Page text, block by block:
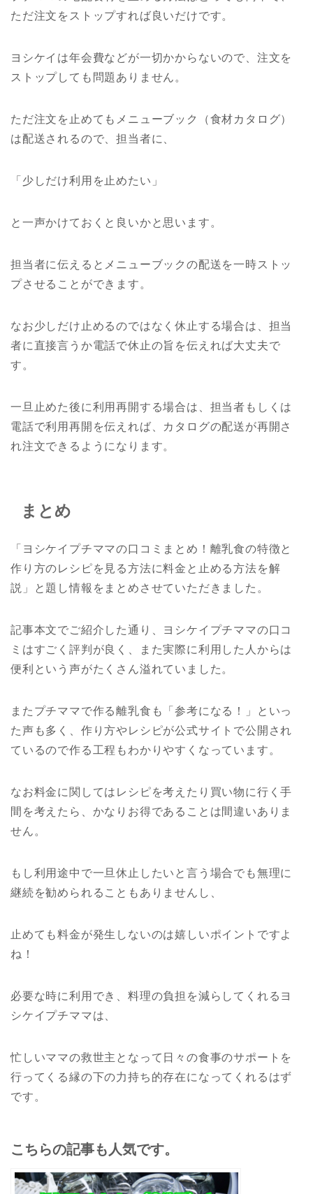
ただ注文をストップすれば良いだけです。
ヨシケイは年会費などが一切かからないので、注文を
ストップしても問題ありません。
ただ注文を止めてもメニューブック（食材カタログ）
は配送されるので、担当者に、
「少しだけ利用を止めたい」
と一声かけておくと良いかと思います。
担当者に伝えるとメニューブックの配送を一時ストッ
プさせることができます。
なお少しだけ止めるのではなく休止する場合は、担当
者に直接言うか電話で休止の旨を伝えれば大丈夫で
す。
一旦止めた後に利用再開する場合は、担当者もしくは
電話で利用再開を伝えれば、カタログの配送が再開さ
れ注文できるようになります。
まとめ
「ヨシケイプチママの口コミまとめ！離乳食の特徴と
作り方のレシピを見る方法に料金と止める方法を解
説」と題し情報をまとめさせていただきました。
記事本文でご紹介した通り、ヨシケイプチママの口コ
ミはすごく評判が良く、また実際に利用した人からは
便利という声がたくさん溢れていました。
またプチママで作る離乳食も「参考になる！」といっ
た声も多く、作り方やレシピが公式サイトで公開され
ているので作る工程もわかりやすくなっています。
なお料金に関してはレシピを考えたり買い物に行く手
間を考えたら、かなりお得であることは間違いありま
せん。
もし利用途中で一旦休止したいと言う場合でも無理に
継続を勧められることもありませんし、
止めても料金が発生しないのは嬉しいポイントですよ
ね！
必要な時に利用でき、料理の負担を減らしてくれるヨ
シケイプチママは、
忙しいママの救世主となって日々の食事のサポートを
行ってくる縁の下の力持ち的存在になってくれるはず
です。
こちらの記事も人気です。